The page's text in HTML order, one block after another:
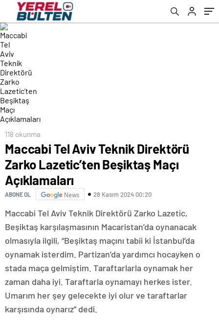
118 okunma
Maccabi Tel Aviv Teknik Direktörü
Zarko Lazetic’ten Beşiktaş Maçı
Açıklamaları
ABONE OL News 28 Kasım 2024 00:20
Maccabi Tel Aviv Teknik Direktörü Zarko Lazetic,
Beşiktaş karşılaşmasının Macaristan’da oynanacak
olmasıyla ilgili, “Beşiktaş maçını tabii ki İstanbul’da
oynamak isterdim. Partizan’da yardımcı hocayken o
stada maça gelmiştim. Taraftarlarla oynamak her
zaman daha iyi. Taraftarla oynamayı herkes ister.
Umarım her şey gelecekte iyi olur ve taraftarlar
karşısında oynarız” dedi.